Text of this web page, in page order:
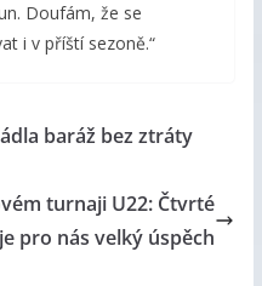
Doufám, že se
i v příští sezoně.“
baráž bez ztráty
turnaji U22: Čtvrté
pro nás velký úspěch